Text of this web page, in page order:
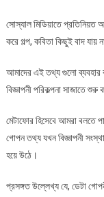
সোস্যাল মিডিয়াতে
করে গল্প, কবিতা কিছুই বাদ যায়
আমাদের এই তথ্য গুলো ব্যবহার
বিজ্ঞাপনী পরিকল্পনা সাজাতে শুরু
মেটাফোর হিসেবে আমরা বলতে
গোপন তথ্য যখন বিজ্ঞাপনী
হয়ে উঠে।
প্রসঙ্গত উল্লেখ্য যে, ডেটা